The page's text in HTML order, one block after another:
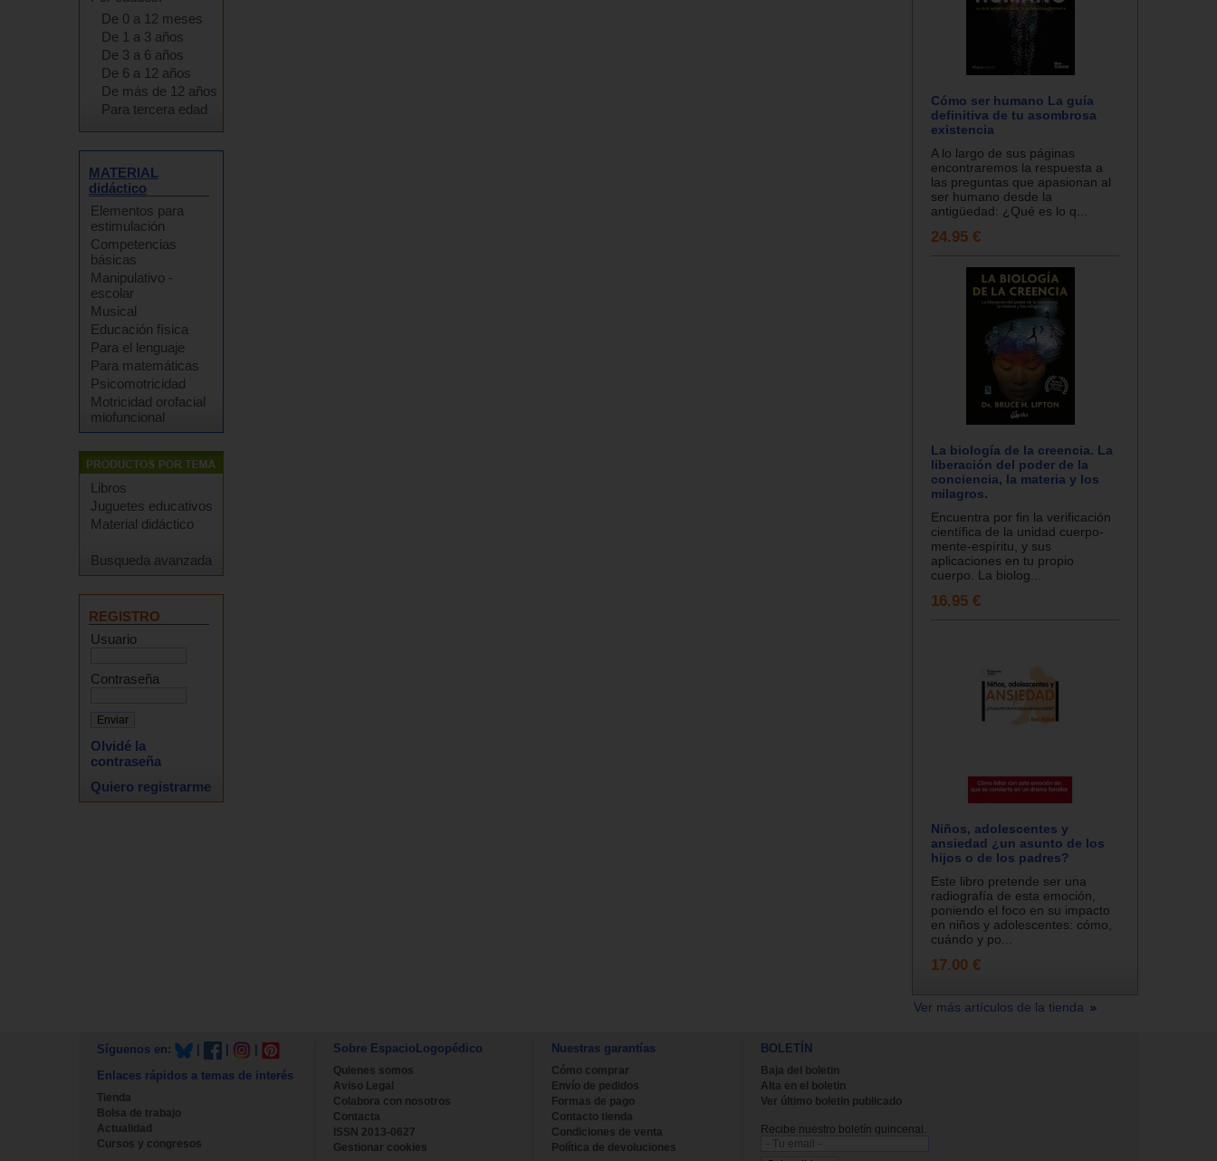
De 0 a 12 meses
De 1 a 3 años
De 3 a 6 años
De 6 a 12 años
De más de 12 años
Para tercera edad
MATERIAL
didáctico
Elementos para
estimulación
Competencias
básicas
Manipulativo -
escolar
Musical
Educación física
Para el lenguaje
Para matemáticas
Psicomotricidad
Motricidad orofacial
miofuncional
Libros
Juguetes educativos
Material didáctico
Busqueda avanzada
REGISTRO
Usuario
Contraseña
Olvidé la
contraseña
Quiero registrarme
Cómo ser humano La guía
definitiva de tu asombrosa
existencia
A lo largo de sus páginas
encontraremos la respuesta a
las preguntas que apasionan al
ser humano desde la
antigüedad: ¿Qué es lo q...
24.95 €
La biología de la creencia. La
liberación del poder de la
conciencia, la materia y los
milagros.
Encuentra por fin la verificación
científica de la unidad cuerpo-
mente-espíritu, y sus
aplicaciones en tu propio
cuerpo. La biolog...
16.95 €
Niños, adolescentes y
ansiedad ¿un asunto de los
hijos o de los padres?
Este libro pretende ser una
radiografía de esta emoción,
poniendo el foco en su impacto
en niños y adolescentes: cómo,
cuándo y po...
17.00 €
Ver más artículos de la tienda
Síguenos en:
Enlaces rápidos a temas de interés
Tienda
Bolsa de trabajo
Actualidad
Cursos y congresos
Sobre EspacioLogopédico
Quienes somos
Aviso Legal
Colabora con nosotros
Contacta
ISSN 2013-0627
Gestionar cookies
Nuestras garantías
Cómo comprar
Envío de pedidos
Formas de pago
Contacto tienda
Condiciones de venta
Política de devoluciones
BOLETÍN
Baja del boletin
Alta en el boletin
Ver último boletin publicado
Recibe nuestro boletín quincenal.